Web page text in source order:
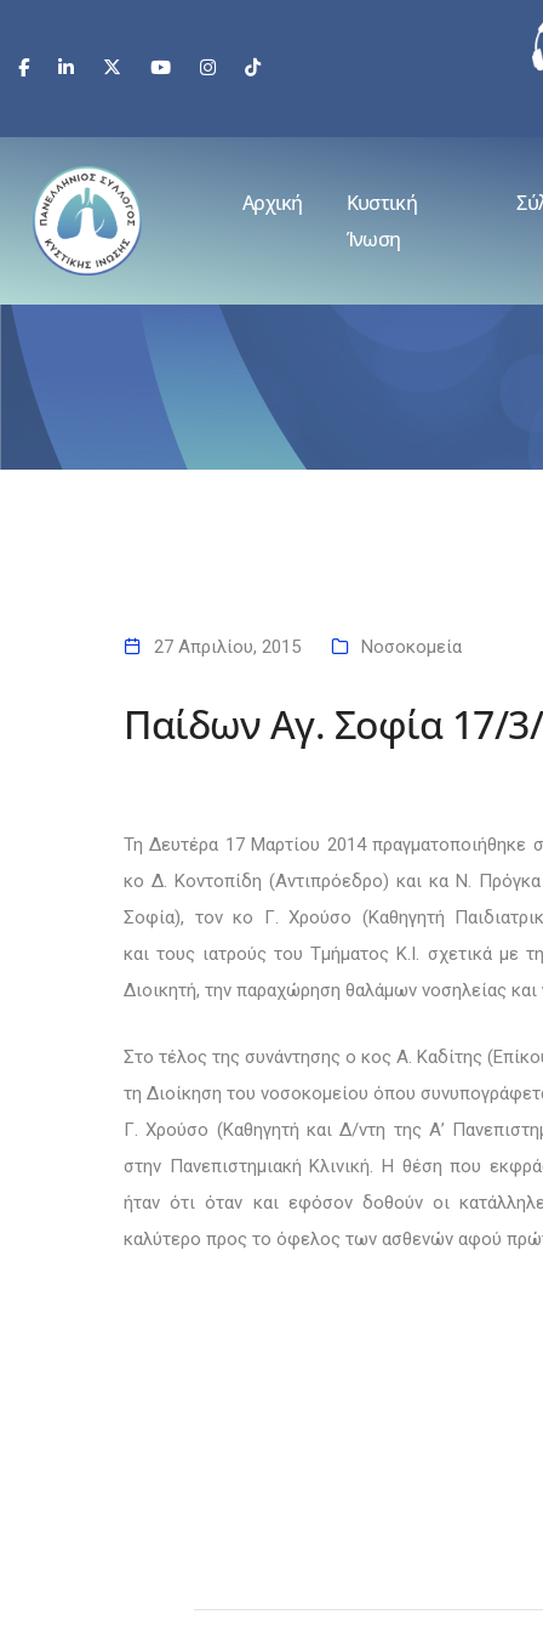
Αρχική
Κυστική
Ίνωση
27 Απριλίου, 2015 Νοσοκομεία
Παίδων Αγ. Σοφία 17/
Τη Δευτέρα 17 Μαρτίου 2014
κο Δ. Κοντοπίδη (Αντιπρόεδρο) καικα Ν.
Σοφία), τον κο Γ. Χρούσο (Καθηγητή
και τους ιατρούς του Τμήματος Κ.Ι. σχετικά με
Διοικητή, την παραχώρηση θαλάμων νοσηλείας
Στο τέλος της συνάντησης ο κος Α. Καδίτης
τη Διοίκηση του νοσοκομείου όπου
Γ. Χρούσο (Καθηγητή και Δ/ντη της Α’
στην Πανεπιστημιακή Κλινική. Η θέση που
ήταν ότι όταν και εφόσον δοθούν οι
καλύτερο προς το όφελος των ασθενών αφού